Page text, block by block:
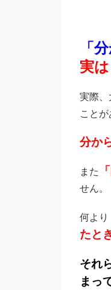
「
実
実際、
こと
分か
また
せん。
何より
たと
それ
まっ